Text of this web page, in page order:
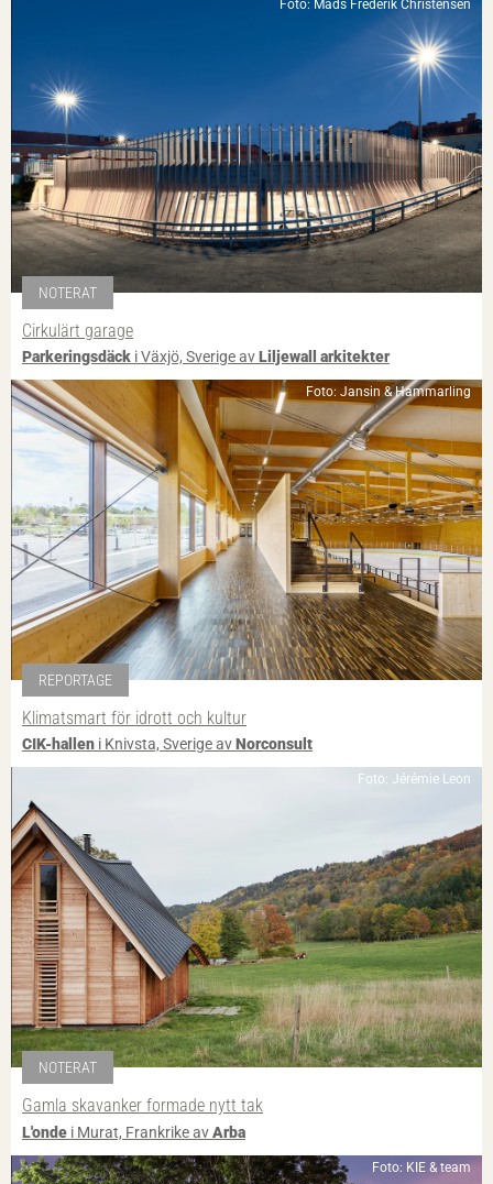
Foto: Mads Frederik Christensen
NOTERAT
Cirkulärt garage
Parkeringsdäck i Växjö, Sverige avLiljewall arkitekter
Foto: Jansin & Hammarling
REPORTAGE
Klimatsmart för idrott och kultur
CIK-hallen i Knivsta, Sverige avNorconsult
Foto: Jérémie Leon
NOTERAT
Gamla skavanker formade nytt tak
L'onde i Murat, Frankrike avArba
Foto: KIE & team